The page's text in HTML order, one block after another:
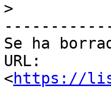
>
------------
Se ha
URL:
<https://